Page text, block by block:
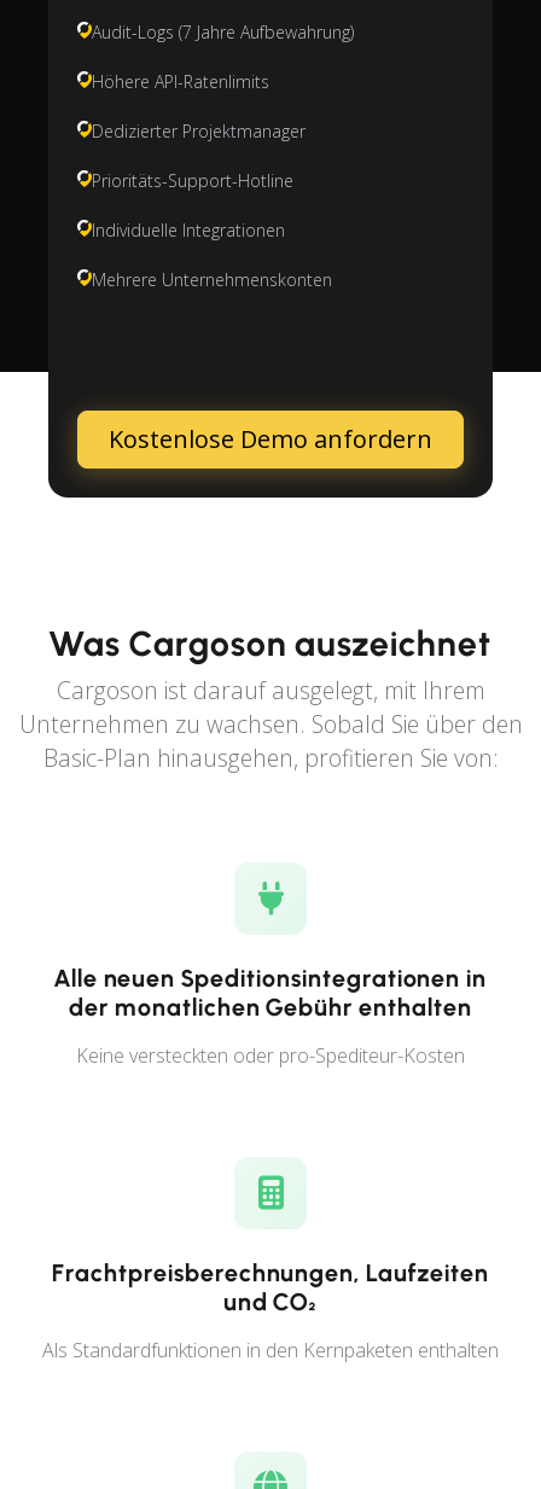
Audit-Logs (7 Jahre Aufbewahrung)
Höhere API-Ratenlimits
Dedizierter Projektmanager
Prioritäts-Support-Hotline
Individuelle Integrationen
Mehrere Unternehmenskonten
Kostenlose Demo anfordern
Was Cargoson auszeichnet
Cargoson ist darauf ausgelegt, mit Ihrem
Unternehmen zu wachsen. Sobald Sie über den
Basic-Plan hinausgehen, profitieren Sie von:
Alle neuen Speditionsintegrationen in
der monatlichen Gebühr enthalten
Keine versteckten oder pro-Spediteur-Kosten
Frachtpreisberechnungen, Laufzeiten
und CO₂
Als Standardfunktionen in den Kernpaketen enthalten